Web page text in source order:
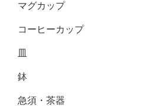
マグカップ
コーヒーカップ
皿
鉢
急須・茶器